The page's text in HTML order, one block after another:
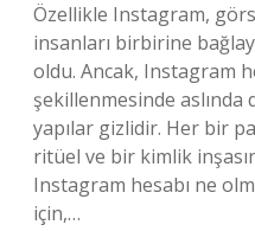
Özellikle Instagram,
insanları birbirine
oldu. Ancak, Instagram
şekillenmesinde
yapılar gizlidir. Her bir
ritüel ve bir kimlik
Instagram hesabı ne
için,…